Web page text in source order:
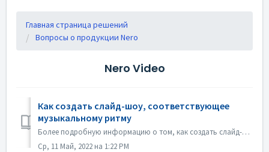
Главная страница решений
Вопросы о продукции Nero
Nero Video
Как создать слайд-шоу, соответствующее
музыкальному ритму
Более подробную информацию о том, как создать слайд-шоу в соответствии с ритмом музыки, вы найдете по следующей ссылке: Создание слайд-шоу в соответствии с ...
Ср, 11 Май, 2022 на 1:22 PM